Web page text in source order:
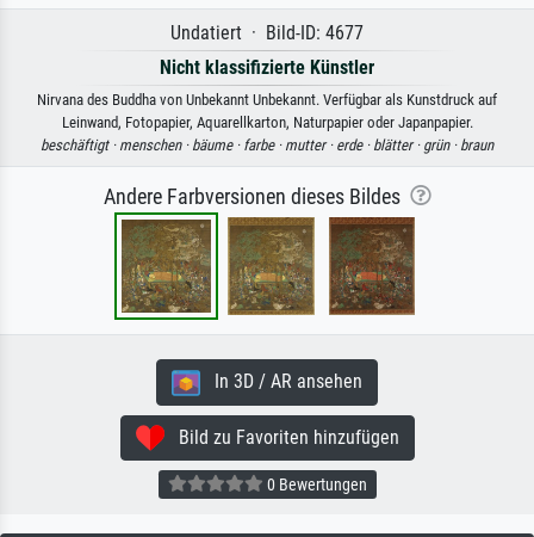
Undatiert · Bild-ID: 4677
Nicht klassifizierte Künstler
Nirvana des Buddha von Unbekannt Unbekannt. Verfügbar als Kunstdruck auf
Leinwand, Fotopapier, Aquarellkarton, Naturpapier oder Japanpapier.
beschäftigt · menschen · bäume · farbe · mutter · erde · blätter · grün · braun
Andere Farbversionen dieses Bildes
In 3D / AR ansehen
Bild zu Favoriten hinzufügen
0 Bewertungen